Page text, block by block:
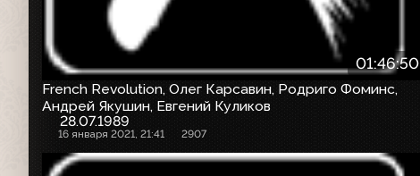
01:46:50
French Revolution, Олег Карсавин, Родриго Фоминс,
Андрей Якушин, Евгений Куликов
28.07.1989
16 января 2021, 21:41 2907